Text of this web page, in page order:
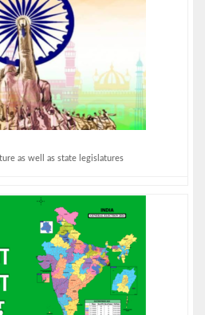
as well as state legislatures